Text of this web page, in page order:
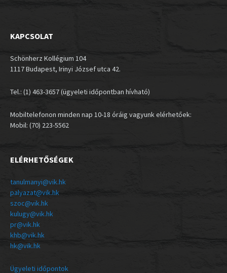
KAPCSOLAT
Schönherz Kollégium 104
1117 Budapest, Irinyi József utca 42.
Tel.: (1) 463-3657 (ügyeleti időpontban hívható)
Mobiltelefonon minden nap 10-18 óráig vagyunk elérhetőek:
Mobil: (70) 223-5562
ELÉRHETŐSÉGEK
tanulmanyi@vik.hk
palyazat@vik.hk
szoc@vik.hk
kulugy@vik.hk
pr@vik.hk
khb@vik.hk
hk@vik.hk
Ügyeleti időpontok